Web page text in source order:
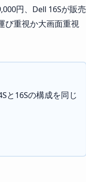
円、Dell 16Sが販売
び重視か大画面重視
と16Sの構成を同じ